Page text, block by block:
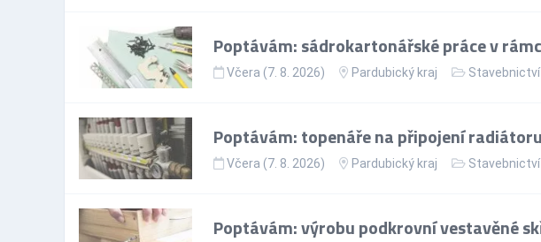
Poptávám: sádrokartonářské práce v
Včera (7. 8. 2026) Pardubický kraj Stavebnictví
Poptávám: topenáře na připojení
Včera (7. 8. 2026) Pardubický kraj Stavebnictví
Poptávám: výrobu podkrovní vestavěné